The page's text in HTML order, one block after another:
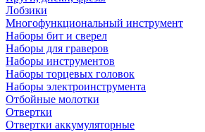
Лобзики
Многофункциональный инструмент
Наборы бит и сверел
Наборы для граверов
Наборы инструментов
Наборы торцевых головок
Наборы электроинструмента
Отбойные молотки
Отвертки
Отвертки аккумуляторные